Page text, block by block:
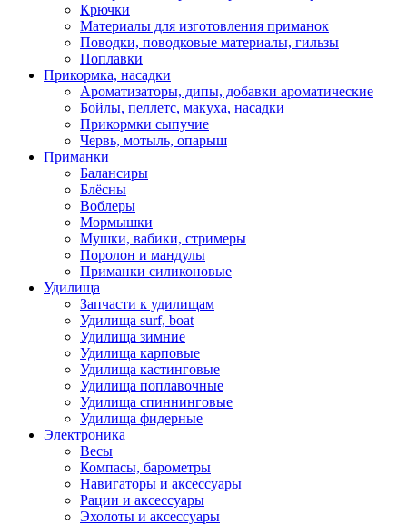
Крючки
Материалы для изготовления приманок
Поводки, поводковые материалы, гильзы
Поплавки
Прикормка, насадки
Ароматизаторы, дипы, добавки ароматические
Бойлы, пеллетс, макуха, насадки
Прикормки сыпучие
Червь, мотыль, опарыш
Приманки
Балансиры
Блёсны
Воблеры
Мормышки
Мушки, вабики, стримеры
Поролон и мандулы
Приманки силиконовые
Удилища
Запчасти к удилищам
Удилища surf, boat
Удилища зимние
Удилища карповые
Удилища кастинговые
Удилища поплавочные
Удилища спиннинговые
Удилища фидерные
Электроника
Весы
Компасы, барометры
Навигаторы и аксессуары
Рации и аксессуары
Эхолоты и аксессуары